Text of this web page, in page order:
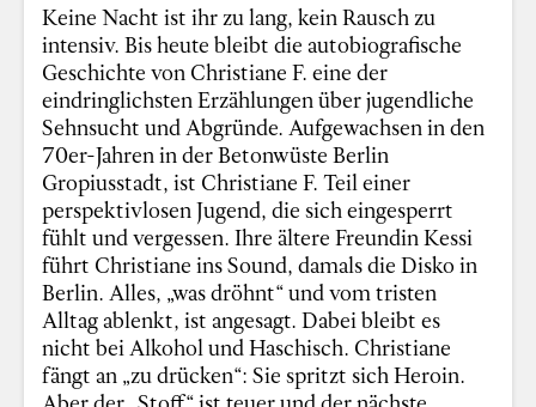
Keine Nacht ist ihr zu lang, kein Rausch zu
intensiv. Bis heute bleibt die autobiografische
Geschichte von Christiane F. eine der
eindringlichsten Erzählungen über jugendliche
Sehnsucht und Abgründe. Aufgewachsen in den
70er-Jahren in der Betonwüste Berlin
Gropiusstadt, ist Christiane F. Teil einer
perspektivlosen Jugend, die sich eingesperrt
fühlt und vergessen. Ihre ältere Freundin Kessi
führt Christiane ins Sound, damals die Disko in
Berlin. Alles, „was dröhnt“ und vom tristen
Alltag ablenkt, ist angesagt. Dabei bleibt es
nicht bei Alkohol und Haschisch. Christiane
fängt an „zu drücken“: Sie spritzt sich Heroin.